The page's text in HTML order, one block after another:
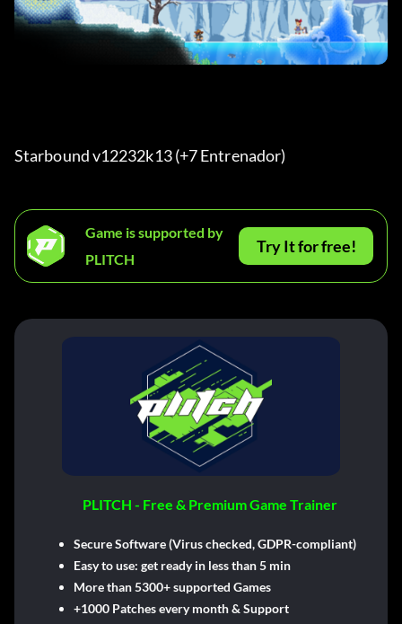
Starbound v12232k13 (+7 Entrenador)
Game is supported by
PLITCH
Try It for free!
PLITCH - Free & Premium Game Trainer
Secure Software (Virus checked, GDPR-compliant)
Easy to use: get ready in less than 5 min
More than 5300+ supported Games
+1000 Patches every month & Support